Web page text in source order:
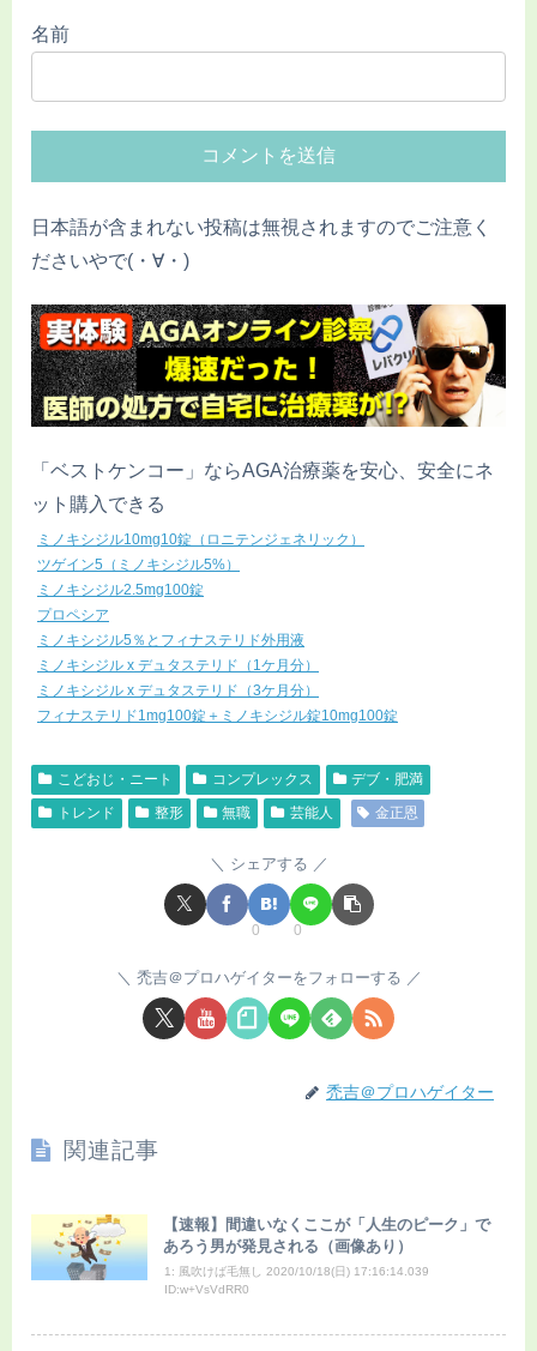
名前
日本語が含まれない投稿は無視されますのでご注意く
ださいやで(・∀・)
「ベストケンコー」ならAGA治療薬を安心、安全にネ
ット購入できる
ミノキシジル10mg10錠（ロニテンジェネリック）
ツゲイン5（ミノキシジル5%）
ミノキシジル2.5mg100錠
プロペシア
ミノキシジル5％とフィナステリド外用液
ミノキシジル x デュタステリド（1ケ月分）
ミノキシジル x デュタステリド（3ケ月分）
フィナステリド1mg100錠＋ミノキシジル錠10mg100錠
こどおじ・ニート コンプレックス
デブ・肥満
トレンド
整形 無職 芸能人 金正恩
シェアする
0 0
禿吉＠プロハゲイターをフォローする
禿吉＠プロハゲイター
関連記事
【速報】間違いなくここが「人生のピーク」で
あろう男が発見される（画像あり）
1: 風吹けば毛無し 2020/10/18(日) 17:16:14.039
ID:w+VsVdRR0